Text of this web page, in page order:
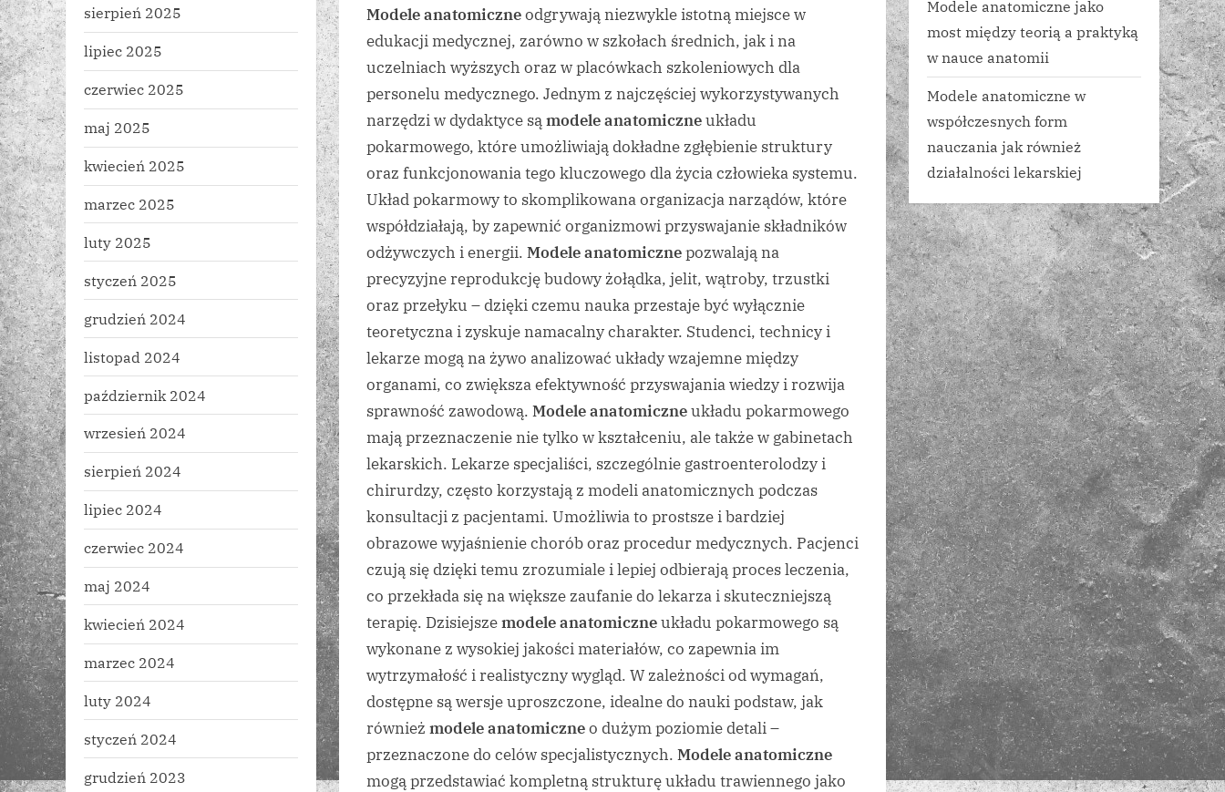
Modele anatomiczneodgrywają niezwykle istotną miejsce w
edukacji medycznej, zarówno w szkołach średnich, jak i na
uczelniach wyższych oraz w placówkach szkoleniowych dla
personelu medycznego. Jednym z najczęściej wykorzystywanych
narzędzi w dydaktyce sąmodele anatomiczneukładu
pokarmowego, które umożliwiają dokładne zgłębienie struktury
oraz funkcjonowania tego kluczowego dla życia człowieka systemu.
Układ pokarmowy to skomplikowana organizacja narządów, które
współdziałają, by zapewnić organizmowi przyswajanie składników
odżywczych i energii. Modele anatomicznepozwalają na
precyzyjne reprodukcję budowy żołądka, jelit, wątroby, trzustki
oraz przełyku – dzięki czemu nauka przestaje być wyłącznie
teoretyczna i zyskuje namacalny charakter. Studenci, technicy i
lekarze mogą na żywo analizować układy wzajemne między
organami, co zwiększa efektywność przyswajania wiedzy i rozwija
sprawność zawodową. Modele anatomiczneukładu pokarmowego
mają przeznaczenie nie tylko w kształceniu, ale także w gabinetach
lekarskich. Lekarze specjaliści, szczególnie gastroenterolodzy i
chirurdzy, często korzystają z modeli anatomicznych podczas
konsultacji z pacjentami. Umożliwia to prostsze i bardziej
obrazowe wyjaśnienie chorób oraz procedur medycznych. Pacjenci
czują się dzięki temu zrozumiale i lepiej odbierają proces leczenia,
co przekłada się na większe zaufanie do lekarza i skuteczniejszą
terapię. Dzisiejszemodele anatomiczneukładu pokarmowego są
wykonane z wysokiej jakości materiałów, co zapewnia im
wytrzymałość i realistyczny wygląd. W zależności od wymagań,
dostępne są wersje uproszczone, idealne do nauki podstaw, jak
również modele anatomiczneo dużym poziomie detali –
przeznaczone do celów specjalistycznych. Modele anatomiczne
mogą przedstawiać kompletną strukturę układu trawiennego jako
sierpień 2025
lipiec 2025
czerwiec 2025
maj 2025
kwiecień 2025
marzec 2025
luty 2025
styczeń 2025
grudzień 2024
listopad 2024
październik 2024
wrzesień 2024
sierpień 2024
lipiec 2024
czerwiec 2024
maj 2024
kwiecień 2024
marzec 2024
luty 2024
styczeń 2024
grudzień 2023
Modele anatomiczne jako
most między teorią a praktyką
w nauce anatomii
Modele anatomiczne w
współczesnych form
nauczania jak również
działalności lekarskiej